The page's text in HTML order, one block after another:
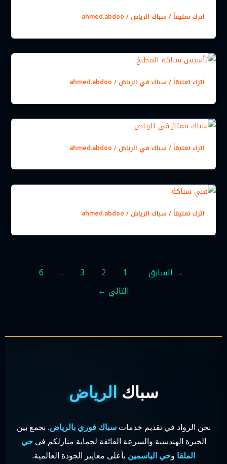
اترك تعليقاً / سباك الرياض /
ahmed.abdoo
اترك تعليقاً / سباك في الرياض /
ahmed.abdoo
اترك تعليقاً / سباك في الرياض /
ahmed.abdoo
اترك تعليقاً / سباك الرياض /
ahmed.abdoo
→ السابق 1
2
3
…
6
التالي ←
سباك الرياض
نحن الرواد في تقديم خدماتسباك فوري بالرياض. نجمع بين
الخبرة الهندسية والسرعة الفائقة لحماية منازلكم فيحي
الملقا وحي الياسمين بأعلى معايير الجودة العالمية.